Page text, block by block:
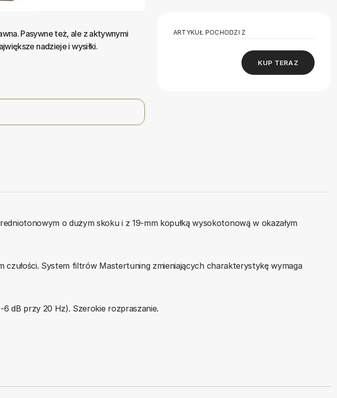
Pasywne też, ale z aktywnymi
nadzieje i wysiłki.
ARTYKUŁ POCHODZI Z
KUP TERAZ
o dużym skoku i z 19-mm kopułką wysokotonową w okazałym
czułości. System filtrów Mastertuning zmieniających charakterystykę wymaga
dB przy 20 Hz). Szerokie rozpraszanie.